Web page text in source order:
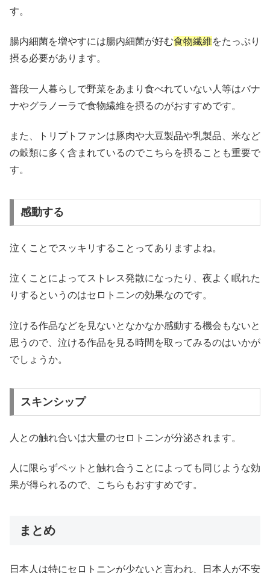
す。
腸内細菌を増やすには腸内細菌が好む食物繊維をたっぷり
摂る必要があります。
普段一人暮らしで野菜をあまり食べれていない人等はバナ
ナやグラノーラで食物繊維を摂るのがおすすめです。
また、トリプトファンは豚肉や大豆製品や乳製品、米など
の穀類に多く含まれているのでこちらを摂ることも重要で
す。
感動する
泣くことでスッキリすることってありますよね。
泣くことによってストレス発散になったり、夜よく眠れた
りするというのはセロトニンの効果なのです。
泣ける作品などを見ないとなかなか感動する機会もないと
思うので、泣ける作品を見る時間を取ってみるのはいかが
でしょうか。
スキンシップ
人との触れ合いは大量のセロトニンが分泌されます。
人に限らずペットと触れ合うことによっても同じような効
果が得られるので、こちらもおすすめです。
まとめ
日本人は特にセロトニンが少ないと言われ、日本人が不安